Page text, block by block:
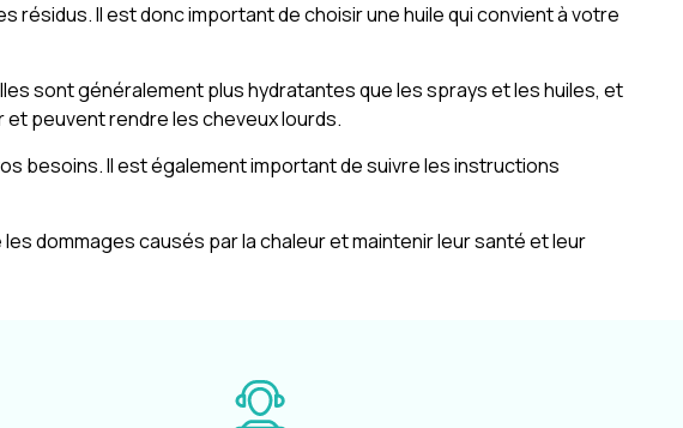
Il est donc important de choisir une huile qui convient à votre
sont généralement plus hydratantes que les sprays et les huiles, et
peuvent rendre les cheveux lourds.
besoins. Il est également important de suivre les instructions
dommages causés par la chaleur et maintenir leur santé et leur